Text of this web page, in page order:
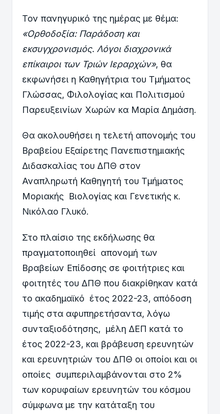
Τον πανηγυρικό της ημέρας με θέμα:
«Ορθοδοξία: Παράδοση και
εκσυγχρονισμός. Λόγοι διαχρονικά
επίκαιροι των Τριών Ιεραρχών», θα
εκφωνήσει η Καθηγήτρια του Τμήματος
Γλώσσας, Φιλολογίας και Πολιτισμού
Παρευξεινίων Χωρών κα Μαρία Δημάση.
Θα ακολουθήσει η τελετή απονομής του
Βραβείου Εξαίρετης Πανεπιστημιακής
Διδασκαλίας του ΔΠΘ στον
Αναπληρωτή Καθηγητή του Τμήματος
Μοριακής Βιολογίας και Γενετικής κ.
Νικόλαο Γλυκό.
Στο πλαίσιο της εκδήλωσης θα
πραγματοποιηθεί απονομή των
Βραβείων Επίδοσης σε φοιτήτριες και
φοιτητές του ΔΠΘ που διακρίθηκαν κατά
το ακαδημαϊκό έτος 2022-23, απόδοση
τιμής στα αφυπηρετήσαντα, λόγω
συνταξιοδότησης, μέλη ΔΕΠ κατά το
έτος 2022-23, και βράβευση ερευνητών
και ερευνητριών του ΔΠΘ οι οποίοι και οι
οποίες συμπεριλαμβάνονται στο 2%
των κορυφαίων ερευνητών του κόσμου
σύμφωνα με την κατάταξη του